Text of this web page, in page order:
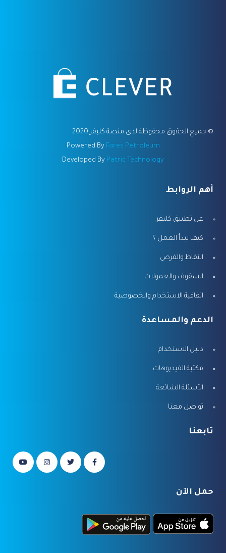
© جميع الحقوق محفوظة لدى منصة كليفر 2020
Powered By Fares Petroleum
Developed By Patric Technology
أهم الروابط
عن تطبيق كليفر
كيف تبدأ العمل ؟
النقاط والفرص
السقوف والعمولات
اتفاقية الاستخدام والخصوصية
الدعم والمساعدة
دليل الاستخدام
مكتبة الفيديوهات
الأسئلة الشائعة
تواصل معنا
تابعنا
حمل الآن